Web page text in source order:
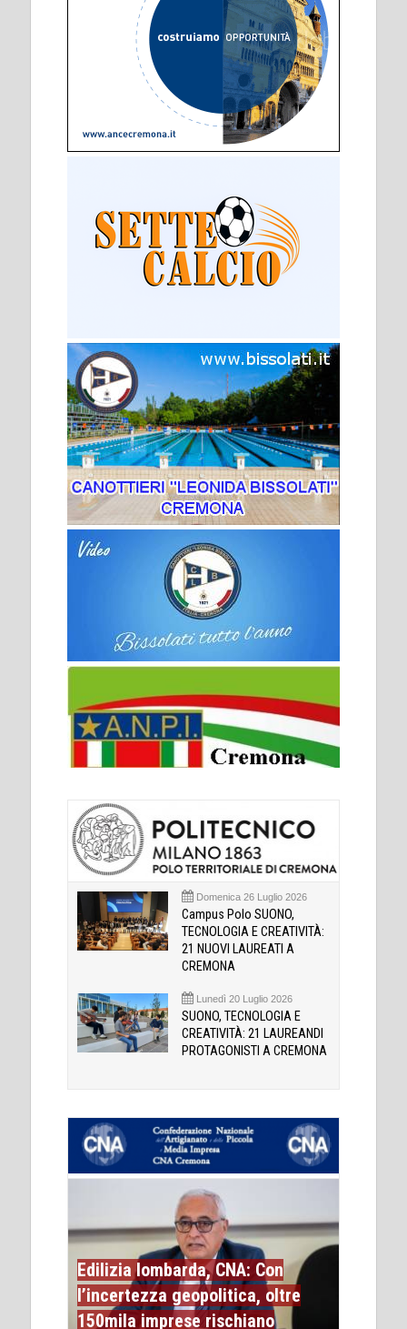
Domenica 26 Luglio 2026
Campus Polo SUONO,
TECNOLOGIA E CREATIVITÀ:
21 NUOVI LAUREATI A
CREMONA
Lunedì 20 Luglio 2026
SUONO, TECNOLOGIA E
CREATIVITÀ: 21 LAUREANDI
PROTAGONISTI A CREMONA
Edilizia lombarda, CNA: Con
l’incertezza geopolitica, oltre
150mila imprese rischiano